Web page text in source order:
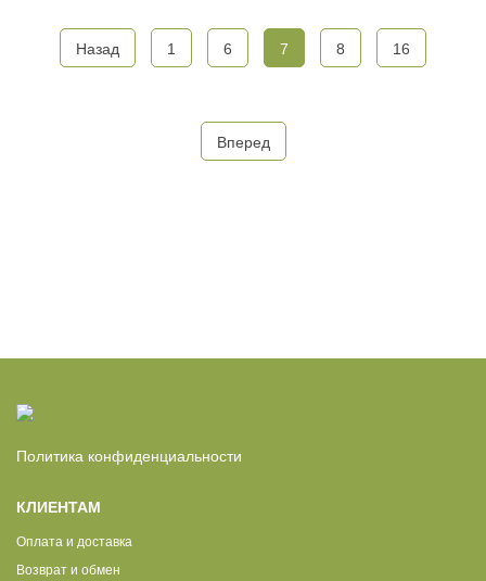
Назад 1 6 7 8 16
Вперед
Политика конфиденциальности
КЛИЕНТАМ
Оплата и доставка
Возврат и обмен